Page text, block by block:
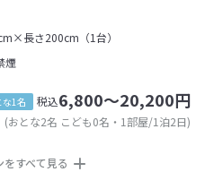
長さ200cm（1台）
煙
な1名 税込6,800～20,200円
(おとな2名 こども0名・1部屋/1泊2日)
すべて見る